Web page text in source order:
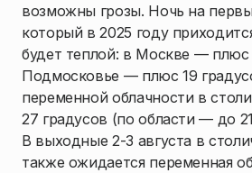
возможны грозы. Ночь на
который в 2025 году
будет теплой: в Москве — плюс
Подмосковье — плюс 19
переменной облачности в
27 градусов (по области — до
В выходные 2-3 августа в
также ожидается переменная